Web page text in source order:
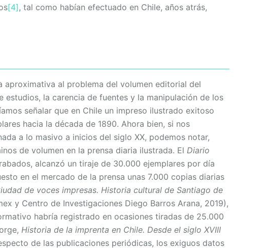
[4], tal como habían efectuado en Chile, años atrás,
aproximativa al problema del volumen editorial del
estudios, la carencia de fuentes y la manipulación de los
señalar que en Chile un impreso ilustrado exitoso
hacia la década de 1890. Ahora bien, si nos
a lo masivo a inicios del siglo XX, podemos notar,
de volumen en la prensa diaria ilustrada. El Diario
alcanzó un tiraje de 30.000 ejemplares por día
en el mercado de la prensa unas 7.000 copias diarias
de voces impresas. Historia cultural de Santiago de
y Centro de Investigaciones Diego Barros Arana, 2019),
habría registrado en ocasiones tiradas de 25.000
Historia de la imprenta en Chile. Desde el siglo XVIII
de las publicaciones periódicas, los exiguos datos